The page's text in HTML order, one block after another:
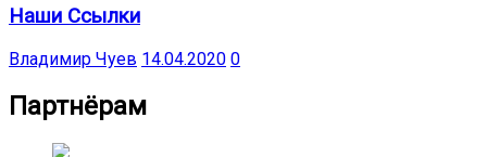
Наши Ссылки
Владимир Чуев 14.04.2020 0
Партнёрам